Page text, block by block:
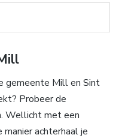
gemeente Mill en Sint
Probeer de
Wellicht met een
achterhaal je